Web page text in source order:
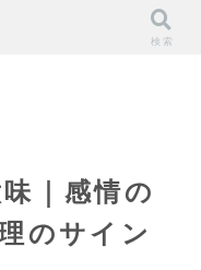
｜感情の
のサイン
検索